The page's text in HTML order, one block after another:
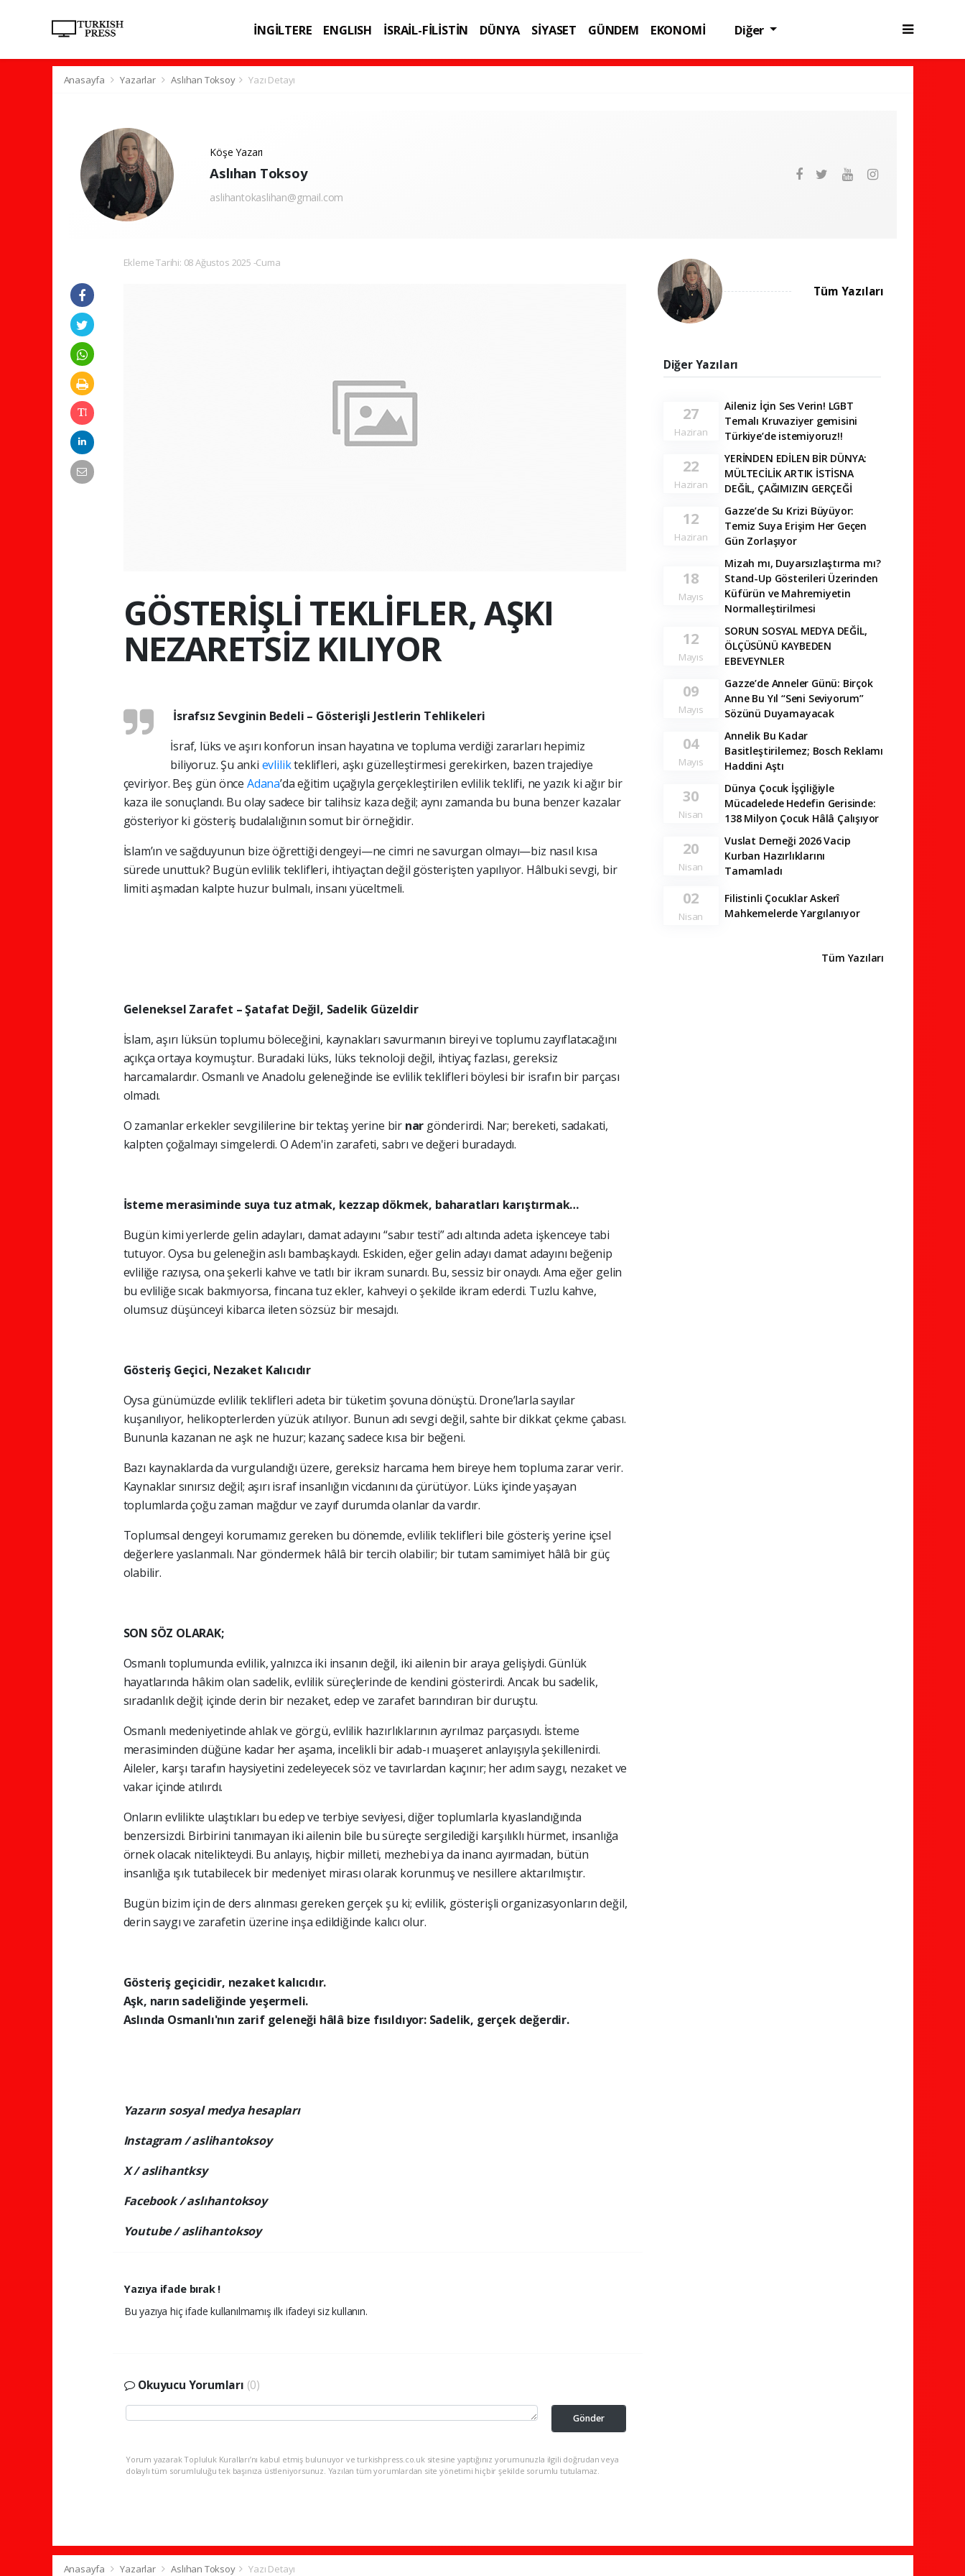
İNGİLTERE ENGLISH İSRAİL-FİLİSTİN DÜNYA SİYASET GÜNDEM
EKONOMİ
Diğer
Anasayfa Yazarlar Aslıhan Toksoy Yazı Detayı
Köşe Yazarı
Aslıhan Toksoy
aslihantokaslihan@gmail.com
Ekleme Tarihi: 08 Ağustos 2025 -Cuma
GÖSTERİŞLİ TEKLİFLER, AŞKI
NEZARETSİZ KILIYOR
İsrafsız Sevginin Bedeli – Gösterişli Jestlerin Tehlikeleri
İsraf, lüks ve aşırı konforun insan hayatına ve topluma verdiği zararları hepimiz
biliyoruz. Şu anki evlilikteklifleri, aşkı güzelleştirmesi gerekirken, bazen trajediye
çeviriyor. Beş gün önce Adana’da eğitim uçağıyla gerçekleştirilen evlilik teklifi, ne yazık ki ağır bir
kaza ile sonuçlandı. Bu olay sadece bir talihsiz kaza değil; aynı zamanda bu buna benzer kazalar
gösteriyor ki gösteriş budalalığının somut bir örneğidir.
İslam’ın ve sağduyunun bize öğrettiği dengeyi—ne cimri ne savurgan olmayı—biz nasıl kısa
sürede unuttuk? Bugün evlilik teklifleri, ihtiyaçtan değil gösterişten yapılıyor. Hâlbuki sevgi, bir
limiti aşmadan kalpte huzur bulmalı, insanı yüceltmeli.
Geleneksel Zarafet – Şatafat Değil, Sadelik Güzeldir
İslam, aşırı lüksün toplumu böleceğini, kaynakları savurmanın bireyi ve toplumu zayıflatacağını
açıkça ortaya koymuştur. Buradaki lüks, lüks teknoloji değil, ihtiyaç fazlası, gereksiz
harcamalardır. Osmanlı ve Anadolu geleneğinde ise evlilik teklifleri böylesi bir israfın bir parçası
olmadı.
O zamanlar erkekler sevgililerine bir tektaş yerine bir nar gönderirdi. Nar; bereketi, sadakati,
kalpten çoğalmayı simgelerdi. O Adem'in zarafeti, sabrı ve değeri buradaydı.
İsteme merasiminde suya tuz atmak, kezzap dökmek, baharatları karıştırmak…
Bugün kimi yerlerde gelin adayları, damat adayını “sabır testi” adı altında adeta işkenceye tabi
tutuyor. Oysa bu geleneğin aslı bambaşkaydı. Eskiden, eğer gelin adayı damat adayını beğenip
evliliğe razıysa, ona şekerli kahve ve tatlı bir ikram sunardı. Bu, sessiz bir onaydı. Ama eğer gelin
bu evliliğe sıcak bakmıyorsa, fincana tuz ekler, kahveyi o şekilde ikram ederdi. Tuzlu kahve,
olumsuz düşünceyi kibarca ileten sözsüz bir mesajdı.
Gösteriş Geçici, Nezaket Kalıcıdır
Oysa günümüzde evlilik teklifleri adeta bir tüketim şovuna dönüştü. Drone’larla sayılar
kuşanılıyor, helikopterlerden yüzük atılıyor. Bunun adı sevgi değil, sahte bir dikkat çekme çabası.
Bununla kazanan ne aşk ne huzur; kazanç sadece kısa bir beğeni.
Bazı kaynaklarda da vurgulandığı üzere, gereksiz harcama hem bireye hem topluma zarar verir.
Kaynaklar sınırsız değil; aşırı israf insanlığın vicdanını da çürütüyor. Lüks içinde yaşayan
toplumlarda çoğu zaman mağdur ve zayıf durumda olanlar da vardır.
Toplumsal dengeyi korumamız gereken bu dönemde, evlilik teklifleri bile gösteriş yerine içsel
değerlere yaslanmalı. Nar göndermek hâlâ bir tercih olabilir; bir tutam samimiyet hâlâ bir güç
olabilir.
SON SÖZ OLARAK;
Osmanlı toplumunda evlilik, yalnızca iki insanın değil, iki ailenin bir araya gelişiydi. Günlük
hayatlarında hâkim olan sadelik, evlilik süreçlerinde de kendini gösterirdi. Ancak bu sadelik,
sıradanlık değil; içinde derin bir nezaket, edep ve zarafet barındıran bir duruştu.
Osmanlı medeniyetinde ahlak ve görgü, evlilik hazırlıklarının ayrılmaz parçasıydı. İsteme
merasiminden düğüne kadar her aşama, incelikli bir adab-ı muaşeret anlayışıyla şekillenirdi.
Aileler, karşı tarafın haysiyetini zedeleyecek söz ve tavırlardan kaçınır; her adım saygı, nezaket ve
vakar içinde atılırdı.
Onların evlilikte ulaştıkları bu edep ve terbiye seviyesi, diğer toplumlarla kıyaslandığında
benzersizdi. Birbirini tanımayan iki ailenin bile bu süreçte sergilediği karşılıklı hürmet, insanlığa
örnek olacak nitelikteydi. Bu anlayış, hiçbir milleti, mezhebi ya da inancı ayırmadan, bütün
insanlığa ışık tutabilecek bir medeniyet mirası olarak korunmuş ve nesillere aktarılmıştır.
Bugün bizim için de ders alınması gereken gerçek şu ki; evlilik, gösterişli organizasyonların değil,
derin saygı ve zarafetin üzerine inşa edildiğinde kalıcı olur.
Gösteriş geçicidir, nezaket kalıcıdır.
Aşk, narın sadeliğinde yeşermeli.
Aslında Osmanlı'nın zarif geleneği hâlâ bize fısıldıyor: Sadelik, gerçek değerdir.
Yazarın sosyal medya hesapları
Instagram / aslihantoksoy
X /aslihantksy
Facebook / aslıhantoksoy
Youtube / aslihantoksoy
Yazıya ifade bırak !
Bu yazıya hiç ifade kullanılmamış ilk ifadeyi siz kullanın.
Okuyucu Yorumları (0)
Gönder
Yorum yazarak Topluluk Kuralları’nı kabul etmiş bulunuyor ve turkishpress.co.uk sitesine yaptığınız yorumunuzla ilgili doğrudan veya
dolaylı tüm sorumluluğu tek başınıza üstleniyorsunuz. Yazılan tüm yorumlardan site yönetimi hiçbir şekilde sorumlu tutulamaz.
Tüm Yazıları
Diğer Yazıları
27
Haziran
Aileniz İçin Ses Verin! LGBT
Temalı Kruvaziyer gemisini
Türkiye’de istemiyoruz!!
22
Haziran
YERİNDEN EDİLEN BİR DÜNYA:
MÜLTECİLİK ARTIK İSTİSNA
DEĞİL, ÇAĞIMIZIN GERÇEĞİ
12
Haziran
Gazze’de Su Krizi Büyüyor:
Temiz Suya Erişim Her Geçen
Gün Zorlaşıyor
18
Mayıs
Mizah mı, Duyarsızlaştırma mı?
Stand-Up Gösterileri Üzerinden
Küfürün ve Mahremiyetin
Normalleştirilmesi
12
Mayıs
SORUN SOSYAL MEDYA DEĞİL,
ÖLÇÜSÜNÜ KAYBEDEN
EBEVEYNLER
09
Mayıs
Gazze’de Anneler Günü: Birçok
Anne Bu Yıl “Seni Seviyorum”
Sözünü Duyamayacak
04
Mayıs
Annelik Bu Kadar
Basitleştirilemez; Bosch Reklamı
Haddini Aştı
30
Nisan
Dünya Çocuk İşçiliğiyle
Mücadelede Hedefin Gerisinde:
138 Milyon Çocuk Hâlâ Çalışıyor
20
Nisan
Vuslat Derneği 2026 Vacip
Kurban Hazırlıklarını
Tamamladı
02
Nisan
Filistinli Çocuklar Askerî
Mahkemelerde Yargılanıyor
Tüm Yazıları
Anasayfa Yazarlar Aslıhan Toksoy Yazı Detayı